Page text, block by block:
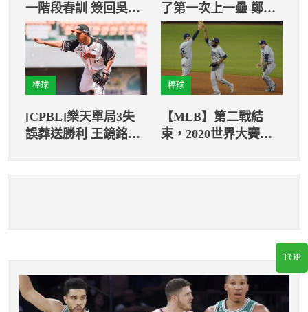
一階段春訓 簽回吳丞
哲等6人
了第一次上一壘 鄭兆
行憶王光輝
棒球
[CPBL]樂天單局3失
誤葬送勝利 王鏡銘接
棒球
【MLB】第二戰結
束，2020世界大賽雙
TOP